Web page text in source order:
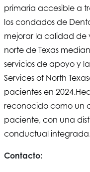
primaria accesible a
los condados de
mejorar la calidad de
norte de Texas
servicios de apoyo y
Services of North Texas
pacientes en 2024.
reconocido como un
paciente, con una
conductual
Contacto: